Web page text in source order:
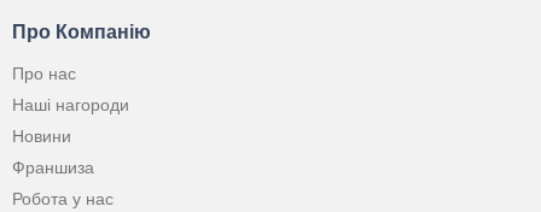
Про Компанію
Про нас
Наші нагороди
Новини
Франшиза
Робота у нас